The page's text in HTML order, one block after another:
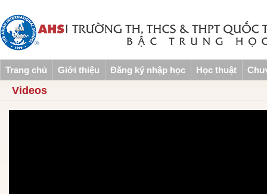
Trang chủ Giới thiệu Đăng ký nhập học Học thuật
Videos